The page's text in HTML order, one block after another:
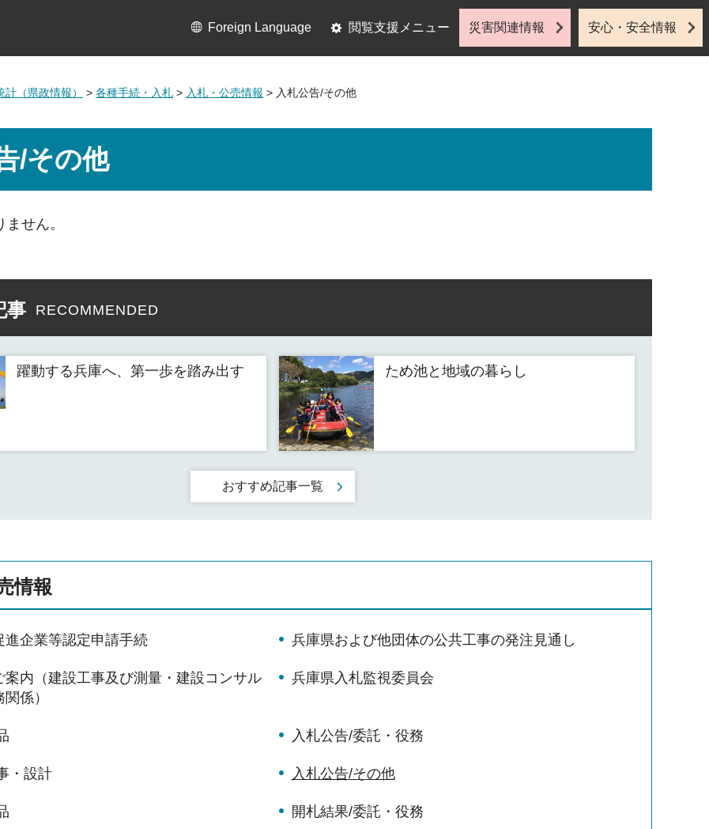
Foreign Language 閲覧支援メニュー 災害関連情報 安心・安全情報
（県政情報） > 各種手続・入札 > 入札・公売情報 > 入札公告/その他
/その他
せん。
事 RECOMMENDED
躍動する兵庫へ、第一歩を踏み出す ため池と地域の暮らし
おすすめ記事一覧
情報
進企業等認定申請手続 兵庫県および他団体の公共工事の発注見通し
案内（建設工事及び測量・建設コンサル
係）
兵庫県入札監視委員会
入札公告/委託・役務
・設計 入札公告/その他
開札結果/委託・役務